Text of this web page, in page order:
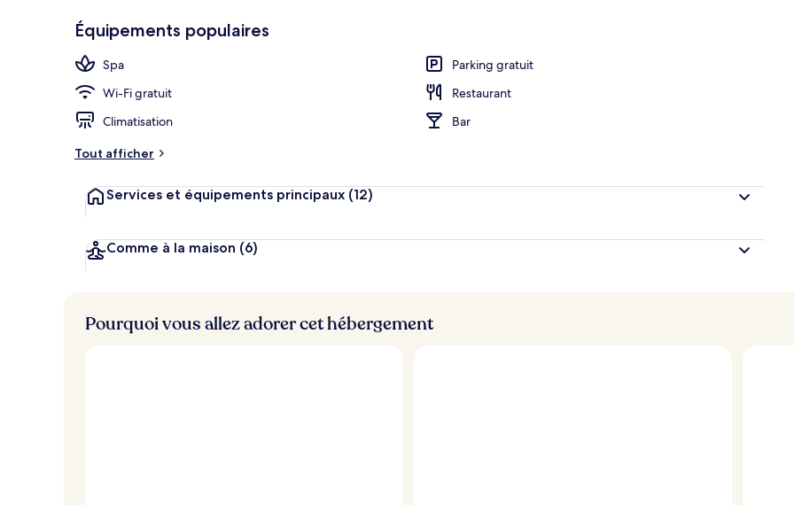
Équipements populaires
Spa
Parking gratuit
Wi-Fi gratuit
Restaurant
Climatisation
Bar
Tout afficher
Services et équipements principaux (12)
Comme à la maison (6)
Pourquoi vous allez adorer cet hébergement